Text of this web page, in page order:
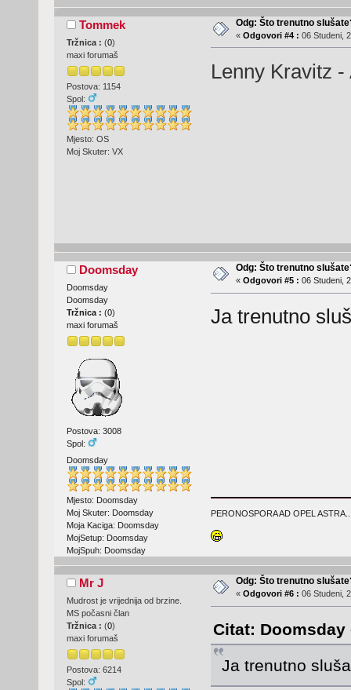
Tommek
Tržnica : (0)
maxi forumaš
Postova: 1154
Spol:
Mjesto: OS
Moj Skuter: VX
Odg: Što trenutno
« Odgovori #4 : 06 Studeni,
Lenny Kravitz -
Doomsday
Doomsday
Doomsday
Tržnica : (0)
maxi forumaš
Postova: 3008
Spol:
Doomsday
Mjesto: Doomsday
Moj Skuter: Doomsday
Moja Kaciga: Doomsday
MojSetup: Doomsday
MojSpuh: Doomsday
Odg: Što trenutno
« Odgovori #5 : 06 Studeni,
Ja trenutno
PERONOSPORA AD OPEL
Mr J
Mudrost je vrijednija od brzine.
MS počasni član
Tržnica : (0)
maxi forumaš
Postova: 6214
Spol:
Odg: Što trenutno
« Odgovori #6 : 06 Studeni,
Citat: Doomsday
Ja trenutno